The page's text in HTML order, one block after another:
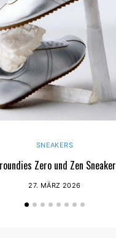
SNEAKERS
Zero und Zen Sneaker
27. MÄRZ 2026